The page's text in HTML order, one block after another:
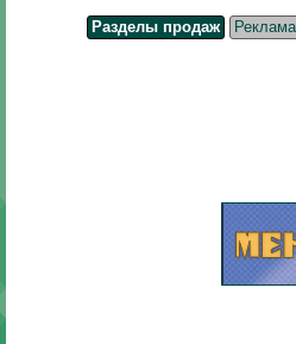
Разделы продаж Реклама